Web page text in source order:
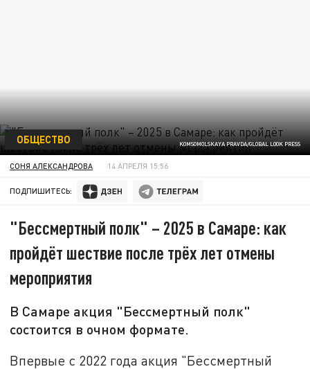
KOMSOMOLSKAYA PRAVDA/GLOBAL LOOK PRESS
ОБЩЕСТВО
СОНЯ АЛЕКСАНДРОВА 14 АПРЕЛЯ 15:56
ПОДПИШИТЕСЬ:
"Бессмертный полк" – 2025 в Самаре: как
пройдёт шествие после трёх лет отмены
мероприятия
В Самаре акция "Бессмертный полк"
состоится в очном формате.
Впервые с 2022 года акция "Бессмертный